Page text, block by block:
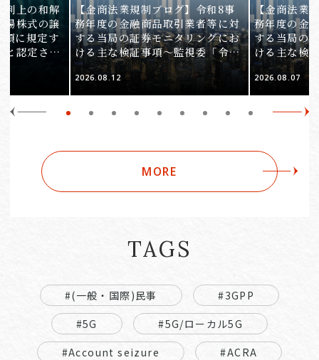
判上の和解
場株式の譲
に規定す
と認定され
【金商法業規制ブログ】令和8事
務年度の金融商品取引業者等に対
する当局の証券モニタリングにお
ける主な検証事項～監視委「令和
8事務年度 証券モニタリング基本
方針」の解説～（第2回）
2026.08.12
【金商法業
務年度の金
する当局の
ける主な検
8事務年度
方針」の解
2026.08.07
MORE
TAGS
#(一般・国際)民事
#3GPP
#5G
#5G/ローカル5G
#Account seizure
#ACRA